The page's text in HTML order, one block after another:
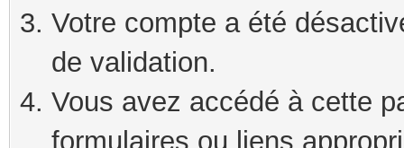
Votre compte a été
de validation.
Vous avez accédé à cette
formulaires ou liens